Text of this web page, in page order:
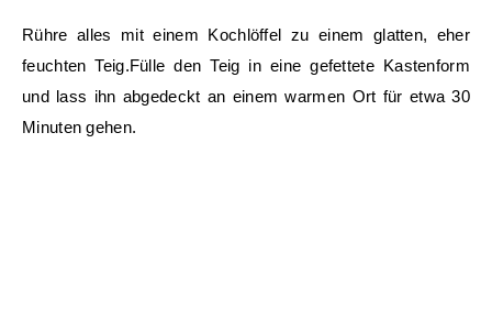
Rühre alles mit einem Kochlöffel zu einem glatten, eher
feuchten Teig.Fülle den Teig in eine gefettete Kastenform
und lass ihn abgedeckt an einem warmen Ort für etwa 30
Minuten gehen.